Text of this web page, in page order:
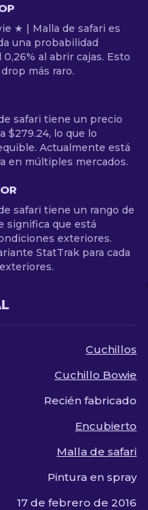
★ | Malla de safari es
una probabilidad
al abrir cajas. Esto
más raro.
safari tiene un precio
$279.24, lo que lo
Actualmente está
en múltiples mercados.
safari tiene un rango de
significa que está
exteriores.
StatTrak para cada
Cuchillos
Cuchillo Bowie
Recién fabricado
Encubierto
Malla de safari
Pintura en spray
17 de febrero de 2016